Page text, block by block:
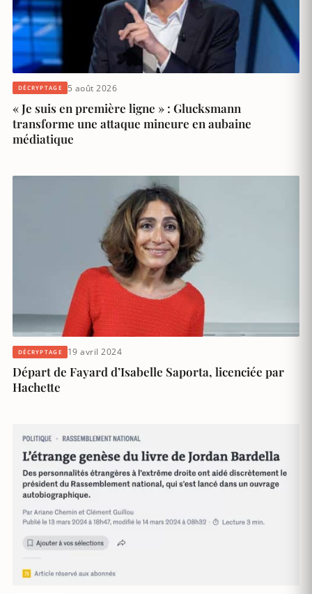
DÉCRYPTAGE 5 août 2026
« Je suis en première ligne » : Glucksmann
transforme une attaque mineure en aubaine
médiatique
DÉCRYPTAGE 19 avril 2024
Départ de Fayard d’Isabelle Saporta, licenciée par
Hachette